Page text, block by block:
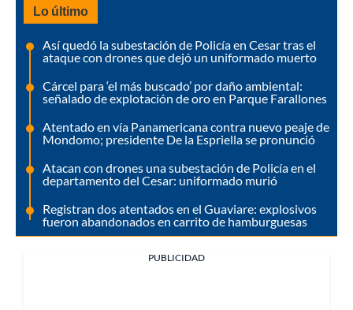
Lo último
Así quedó la subestación de Policía en Cesar tras el
ataque con drones que dejó un uniformado muerto
Cárcel para ‘el más buscado’ por daño ambiental:
señalado de explotación de oro en Parque Farallones
Atentado en vía Panamericana contra nuevo peaje de
Mondomo; presidente De la Espriella se pronunció
Atacan con drones una subestación de Policía en el
departamento del Cesar: uniformado murió
Registran dos atentados en el Guaviare: explosivos
fueron abandonados en carrito de hamburguesas
PUBLICIDAD